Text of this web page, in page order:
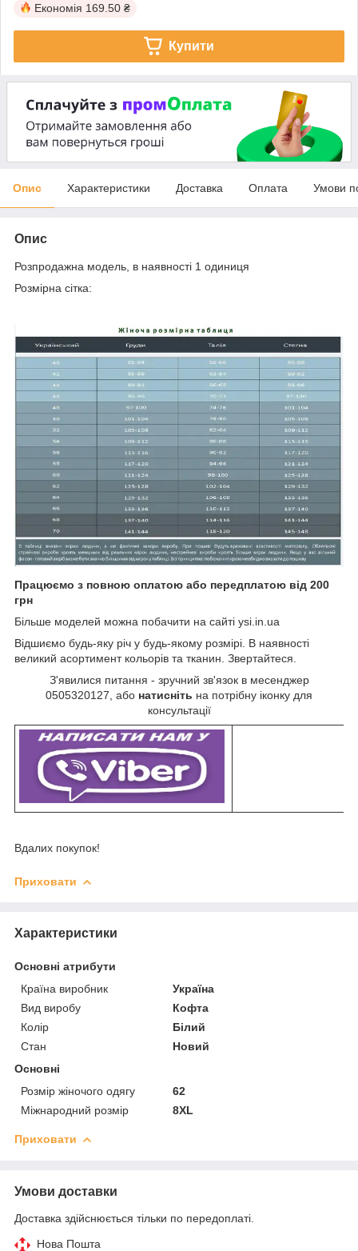
Економія 169.50 ₴
Купити
Опис Характеристики Доставка Оплата Умови
Опис
Розпродажна модель, в наявності 1 одиниця
Розмірна сітка:
Працюємо з повною оплатою або передплатою від 200
грн
Більше моделей можна побачити на сайті ysi.in.ua
Відшиємо будь-яку річ у будь-якому розмірі. В наявності
великий асортимент кольорів та тканин. Звертайтеся.
З'явилися питання - зручний зв'язок в месенджер
0505320127, або натисніть на потрібну іконку для
консультації
Вдалих покупок!
Приховати
Характеристики
Основні атрибути
Країна виробник
Україна
Вид виробу
Кофта
Колір
Білий
Стан
Новий
Основні
Розмір жіночого одягу
62
Міжнародний розмір
8XL
Приховати
Умови доставки
Доставка здійснюється тільки по передоплаті.
Нова Пошта